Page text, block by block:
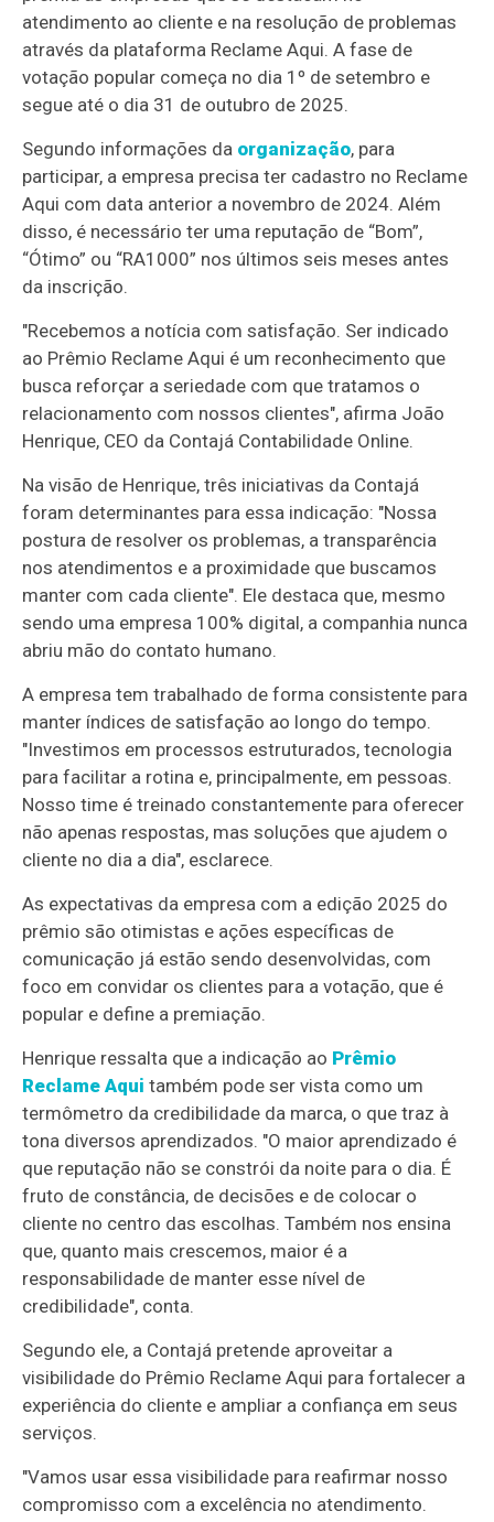
atendimento ao cliente e na resolução de problemas
através da plataforma Reclame Aqui. A fase de
votação popular começa no dia 1º de setembro e
segue até o dia 31 de outubro de 2025.
Segundo informações da organização, para
participar, a empresa precisa ter cadastro no Reclame
Aqui com data anterior a novembro de 2024. Além
disso, é necessário ter uma reputação de “Bom”,
“Ótimo” ou “RA1000” nos últimos seis meses antes
da inscrição.
"Recebemos a notícia com satisfação. Ser indicado
ao Prêmio Reclame Aqui é um reconhecimento que
busca reforçar a seriedade com que tratamos o
relacionamento com nossos clientes", afirma João
Henrique, CEO da Contajá Contabilidade Online.
Na visão de Henrique, três iniciativas da Contajá
foram determinantes para essa indicação: "Nossa
postura de resolver os problemas, a transparência
nos atendimentos e a proximidade que buscamos
manter com cada cliente". Ele destaca que, mesmo
sendo uma empresa 100% digital, a companhia nunca
abriu mão do contato humano.
A empresa tem trabalhado de forma consistente para
manter índices de satisfação ao longo do tempo.
"Investimos em processos estruturados, tecnologia
para facilitar a rotina e, principalmente, em pessoas.
Nosso time é treinado constantemente para oferecer
não apenas respostas, mas soluções que ajudem o
cliente no dia a dia", esclarece.
As expectativas da empresa com a edição 2025 do
prêmio são otimistas e ações específicas de
comunicação já estão sendo desenvolvidas, com
foco em convidar os clientes para a votação, que é
popular e define a premiação.
Henrique ressalta que a indicação ao Prêmio
Reclame Aqui também pode ser vista como um
termômetro da credibilidade da marca, o que traz à
tona diversos aprendizados. "O maior aprendizado é
que reputação não se constrói da noite para o dia. É
fruto de constância, de decisões e de colocar o
cliente no centro das escolhas. Também nos ensina
que, quanto mais crescemos, maior é a
responsabilidade de manter esse nível de
credibilidade", conta.
Segundo ele, a Contajá pretende aproveitar a
visibilidade do Prêmio Reclame Aqui para fortalecer a
experiência do cliente e ampliar a confiança em seus
serviços.
"Vamos usar essa visibilidade para reafirmar nosso
compromisso com a excelência no atendimento.